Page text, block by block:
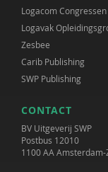
Logacom Congressen
Logavak
Zesbee
Carib Publishing
SWP Publishing
CONTACT
BV Uitgeverij SWP
Postbus 12010
1100 AA